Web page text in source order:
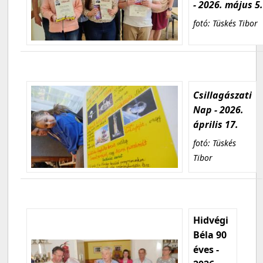
- 2026. május 5.
fotó: Tüskés Tibor
Csillagászati
Nap - 2026.
április 17.
fotó: Tüskés
Tibor
Hidvégi
Béla 90
éves -